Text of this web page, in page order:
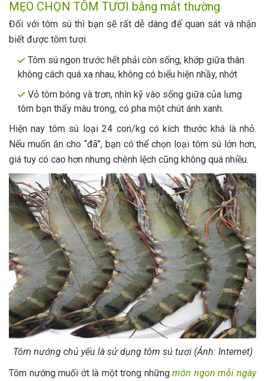
MẸO CHỌN TÔM TƯƠI bằng mắt thường
Đối với tôm sú thì bạn sẽ rất dễ dàng để quan sát và nhận
biết được tôm tươi.
Tôm sú ngon trước hết phải còn sống, khớp giữa thân
không cách quá xa nhau, không có biểu hiện nhầy, nhớt
Vỏ tôm bóng và trơn, nhìn kỹ vào sống giữa của lưng
tôm bạn thấy màu trong, có pha một chút ánh xanh.
Hiện nay tôm sú loại 24 con/kg có kích thước khá là nhỏ.
Nếu muốn ăn cho “đã”, bạn có thể chọn loại tôm sú lớn hơn,
giá tuy có cao hơn nhưng chênh lệch cũng không quá nhiều.
Tôm nướng chủ yếu là sử dụng tôm sú tươi (Ảnh: Internet)
Tôm nướng muối ớt là một trong nhữngmón ngon mỗi ngày